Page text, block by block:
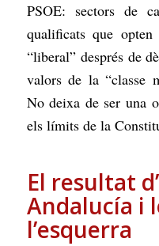
PSOE: sectors de
qualificats que
“liberal” després de
valors de la “classe
No deixa de ser una
els límits de la
El resultat
Andalucía i
l’esquerra